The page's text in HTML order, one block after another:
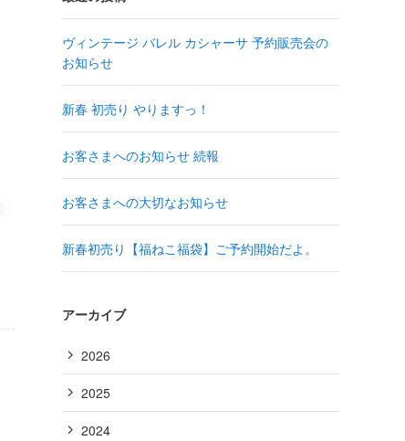
ヴィンテージ バレル カシャーサ 予約販売会の
お知らせ
新春 初売り やりますっ！
お客さまへのお知らせ 続報
お客さまへの大切なお知らせ
新春初売り【福ねこ福袋】ご予約開始だよ。
アーカイブ
2026
2025
2024